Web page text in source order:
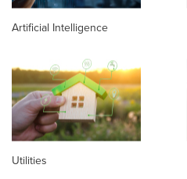
Artificial Intelligence
Utilities